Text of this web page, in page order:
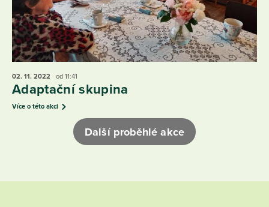
02. 11. 2022 od 11:41
Adaptační skupina
Více o této akci
Další proběhlé akce